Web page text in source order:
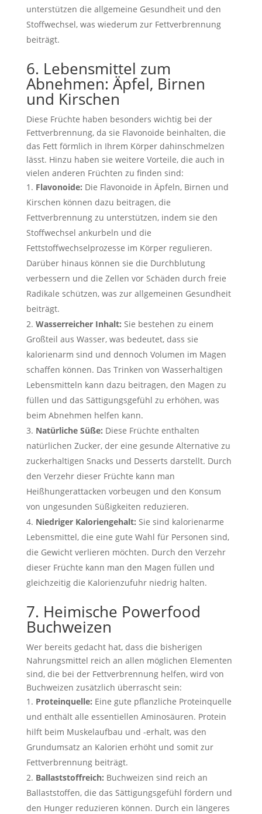
unterstützen die allgemeine Gesundheit und den
Stoffwechsel, was wiederum zur Fettverbrennung
beiträgt.
6. Lebensmittel zum
Abnehmen: Äpfel, Birnen
und Kirschen
Diese Früchte haben besonders wichtig bei der
Fettverbrennung, da sie Flavonoide beinhalten, die
das Fett förmlich in Ihrem Körper dahinschmelzen
lässt. Hinzu haben sie weitere Vorteile, die auch in
vielen anderen Früchten zu finden sind:
Flavonoide: Die Flavonoide in Äpfeln, Birnen und
Kirschen können dazu beitragen, die
Fettverbrennung zu unterstützen, indem sie den
Stoffwechsel ankurbeln und die
Fettstoffwechselprozesse im Körper regulieren.
Darüber hinaus können sie die Durchblutung
verbessern und die Zellen vor Schäden durch freie
Radikale schützen, was zur allgemeinen Gesundheit
beiträgt.
Wasserreicher Inhalt: Sie bestehen zu einem
Großteil aus Wasser, was bedeutet, dass sie
kalorienarm sind und dennoch Volumen im Magen
schaffen können. Das Trinken von Wasserhaltigen
Lebensmitteln kann dazu beitragen, den Magen zu
füllen und das Sättigungsgefühl zu erhöhen, was
beim Abnehmen helfen kann.
Natürliche Süße: Diese Früchte enthalten
natürlichen Zucker, der eine gesunde Alternative zu
zuckerhaltigen Snacks und Desserts darstellt. Durch
den Verzehr dieser Früchte kann man
Heißhungerattacken vorbeugen und den Konsum
von ungesunden Süßigkeiten reduzieren.
Niedriger Kaloriengehalt: Sie sind kalorienarme
Lebensmittel, die eine gute Wahl für Personen sind,
die Gewicht verlieren möchten. Durch den Verzehr
dieser Früchte kann man den Magen füllen und
gleichzeitig die Kalorienzufuhr niedrig halten.
7. Heimische Powerfood
Buchweizen
Wer bereits gedacht hat, dass die bisherigen
Nahrungsmittel reich an allen möglichen Elementen
sind, die bei der Fettverbrennung helfen, wird von
Buchweizen zusätzlich überrascht sein:
Proteinquelle: Eine gute pflanzliche Proteinquelle
und enthält alle essentiellen Aminosäuren. Protein
hilft beim Muskelaufbau und -erhalt, was den
Grundumsatz an Kalorien erhöht und somit zur
Fettverbrennung beiträgt.
Ballaststoffreich: Buchweizen sind reich an
Ballaststoffen, die das Sättigungsgefühl fördern und
den Hunger reduzieren können. Durch ein längeres